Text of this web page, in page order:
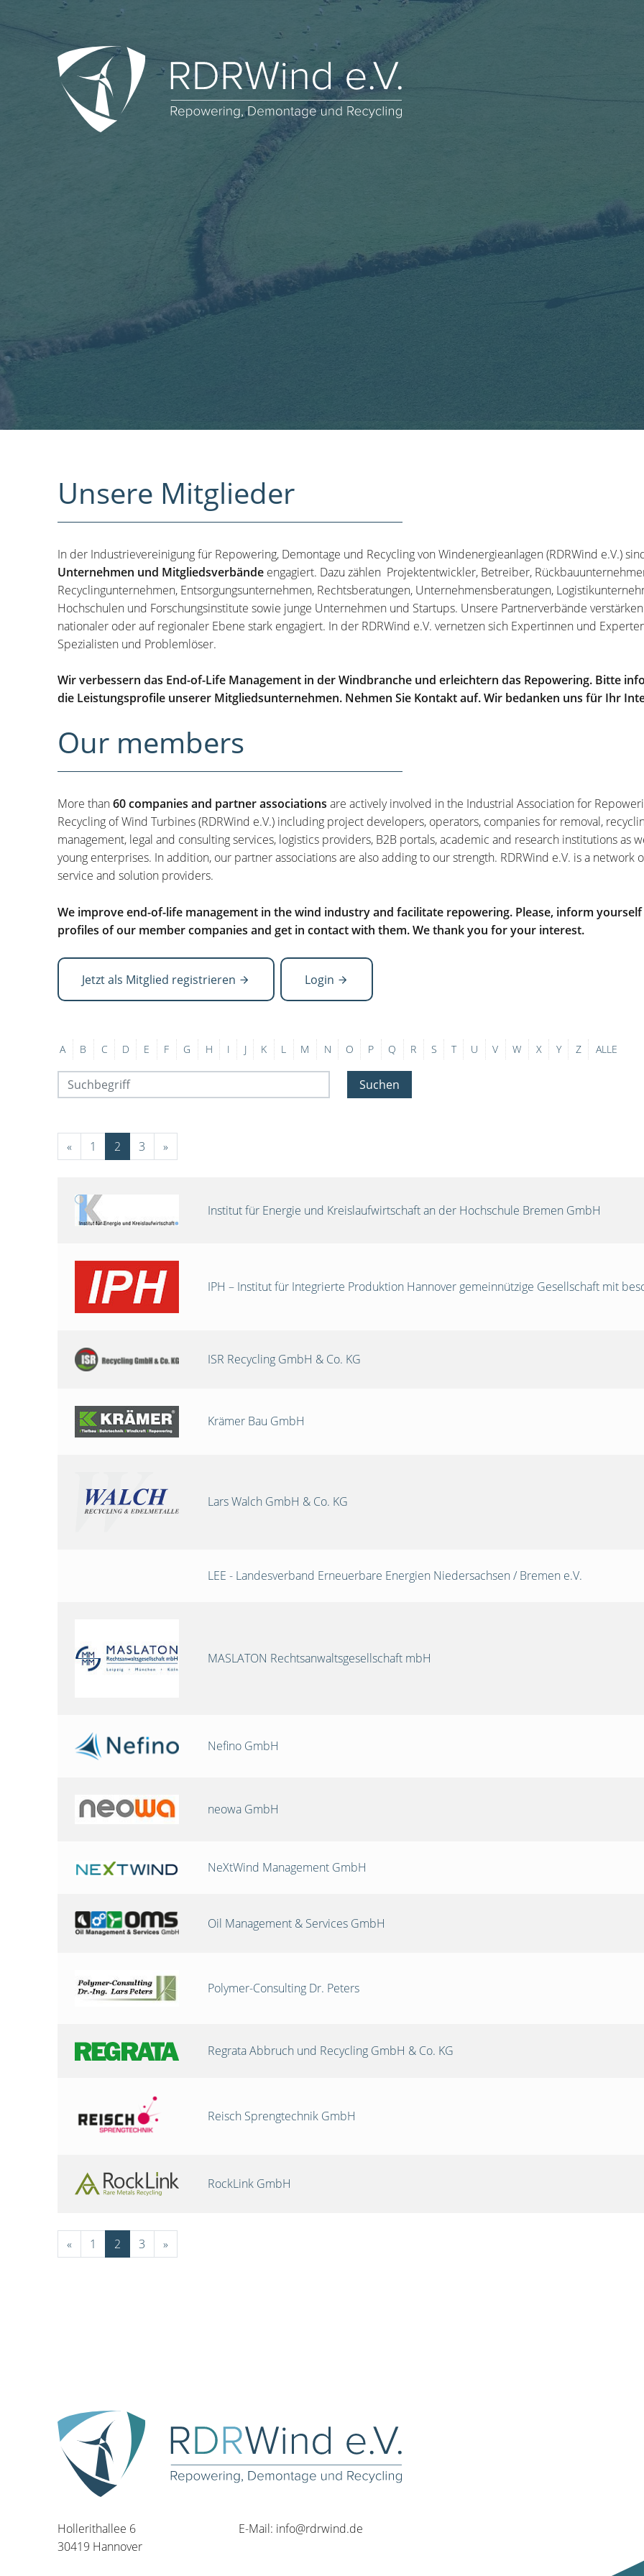
Unsere Mitglieder
In der Industrievereinigung für Repowering, Demontage und Recycling von Windenergieanlagen (RDRWind e.V.)
Unternehmen und Mitgliedsverbände engagiert. Dazu zählen Projektentwickler, Betreiber,
Recyclingunternehmen, Entsorgungsunternehmen, Rechtsberatungen, Unternehmensberatungen,
Hochschulen und Forschungsinstitute sowie junge Unternehmen und Startups. Unsere Partnerverbände
nationaler oder auf regionaler Ebene stark engagiert. In der RDRWind e.V. vernetzen sich Expertinnen und
Spezialisten und Problemlöser.
Wir verbessern das End-of-Life Management in der Windbranche und erleichtern das Repowering. Bitte
die Leistungsprofile unserer Mitgliedsunternehmen. Nehmen Sie Kontakt auf. Wir bedanken uns für Ihr
Our members
More than60 companies and partner associations are actively involved in the Industrial Association for
Recycling of Wind Turbines (RDRWind e.V.) including project developers, operators, companies for removal,
management, legal and consulting services, logistics providers, B2B portals, academic and research institutions as
young enterprises. In addition, our partner associations are also adding to our strength. RDRWind e.V. is a network
service and solution providers.
We improve end-of-life management in the wind industry and facilitate repowering. Please, inform
profiles of our member companies and get in contact with them. We thank you for your interest.
Jetzt als Mitglied registrieren Login
A B C D E F G H I J K L M N O P Q R S T U V W X Y Z ALLE
Suchen
« 1 2 3 »
Institut für Energie und Kreislaufwirtschaft an der Hochschule Bremen GmbH
IPH – Institut für Integrierte Produktion Hannover gemeinnützige Gesellschaft mit
ISR Recycling GmbH & Co. KG
Krämer Bau GmbH
Lars Walch GmbH & Co. KG
LEE - Landesverband Erneuerbare Energien Niedersachsen / Bremen e.V.
MASLATON Rechtsanwaltsgesellschaft mbH
Nefino GmbH
neowa GmbH
NeXtWind Management GmbH
Oil Management & Services GmbH
Polymer-Consulting Dr. Peters
Regrata Abbruch und Recycling GmbH & Co. KG
Reisch Sprengtechnik GmbH
RockLink GmbH
« 1 2 3 »
Hollerithallee 6
30419 Hannover
E-Mail: info@rdrwind.de